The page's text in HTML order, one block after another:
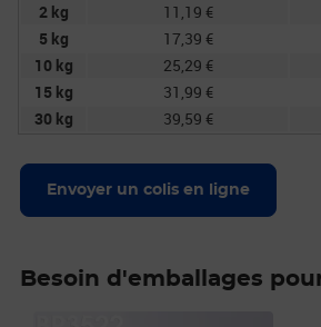
2 kg
11,19 €
5 kg
17,39 €
10 kg
25,29 €
15 kg
31,99 €
30 kg
39,59 €
Envoyer un colis en ligne
Besoin d'emballages